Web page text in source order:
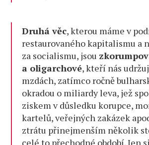
Druhá věc, kterou máme v
restaurovaného kapitalismu a
za socialismu, jsou
a oligarchové, kteří nás
mzdách, zatímco ročně
okradou o miliardy leva, jež
ziskem v důsledku korupce,
kartelů, veřejných zakázek
ztrátu přinejmenším několik
celé to přechodné období. Jen